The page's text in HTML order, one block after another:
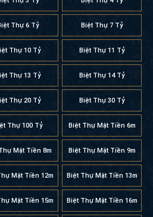
Thự 6 Tỷ Biệt Thự 7 Tỷ
Thự 10 Tỷ Biệt Thự 11 Tỷ
Thự 13 Tỷ Biệt Thự 14 Tỷ
Thự 20 Tỷ Biệt Thự 30 Tỷ
Thự 100 Tỷ Biệt Thự Mặt Tiền 6m
Mặt Tiền 8m Biệt Thự Mặt Tiền 9m
Mặt Tiền 12m Biệt Thự Mặt Tiền 13m
Mặt Tiền 15m Biệt Thự Mặt Tiền 16m